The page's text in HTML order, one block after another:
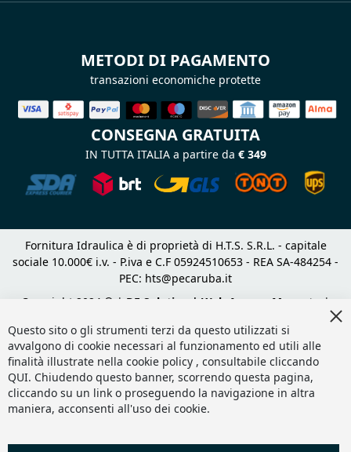
METODI DI PAGAMENTO
transazioni economiche protette
CONSEGNA GRATUITA
IN TUTTA ITALIA a partire da € 349
Fornitura Idraulica è di proprietà di H.T.S. S.R.L. - capitale
sociale 10.000€ i.v. - P.iva e C.F 05924510653 - REA SA-484254 -
PEC: hts@pecaruba.it
Copyright 2024 © | DF Solution | Web Agency Magento
|
Questo sito o gli strumenti terzi da questo utilizzati si
avvalgono di cookie necessari al funzionamento ed utili alle
finalità illustrate nella cookie policy , consultabile cliccando
QUI. Chiudendo questo banner, scorrendo questa pagina,
cliccando su un link o proseguendo la navigazione in altra
maniera, acconsenti all'uso dei cookie.